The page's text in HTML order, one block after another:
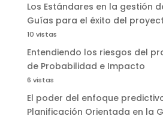
Los Estándares en la gestión
Guías para el éxito del
10 vistas
Entendiendo los riesgos del
de Probabilidad e Impacto
6 vistas
El poder del enfoque
Planificación Orientada en la